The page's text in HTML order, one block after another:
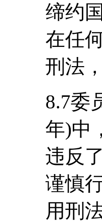
缔约
在任
刑法
8.7委
年)中
违反
谨慎
用刑